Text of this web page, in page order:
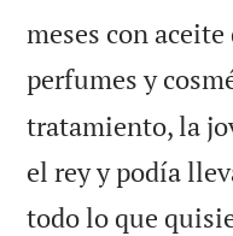
meses con
perfumes y
tratamiento, la
el rey y podía
todo lo que